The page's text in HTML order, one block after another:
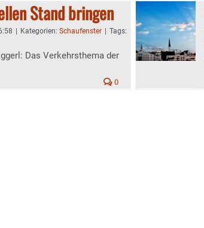
Stand bringen
Kategorien: Schaufenster
Tags:
Das Verkehrsthema der
0